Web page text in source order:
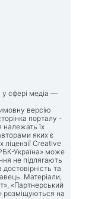
у сфері медіа —
версію
порталу -
належать їх
яких є
Creative
Україна» може
не підлягають
та
Матеріали,
«Партнерський
розміщуються на